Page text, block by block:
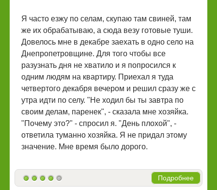
Я часто езжу по селам, скупаю там свиней, там
же их обрабатываю, а сюда везу готовые туши.
Довелось мне в декабре заехать в одно село на
Днепропетровщине. Для того чтобы все
разузнать дня не хватило и я попросился к
одним людям на квартиру. Приехал я туда
четвертого декабря вечером и решил сразу же с
утра идти по селу. "Не ходил бы ты завтра по
своим делам, паренек", - сказала мне хозяйка.
"Почему это?" - спросил я. "День плохой", -
ответила туманно хозяйка. Я не придал этому
значение. Мне время было дорого.
Подробнее